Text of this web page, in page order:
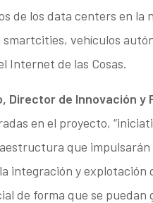
de los data centers en la
vehículos
Internet de las Cosas.
Director de Innovación y
en el proyecto,
que
integración y explotación
de forma que se